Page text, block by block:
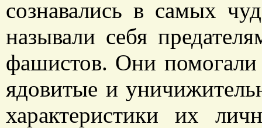
сознавались в самых
называли себя
фашистов. Они помогали
ядовитые и
характеристики их